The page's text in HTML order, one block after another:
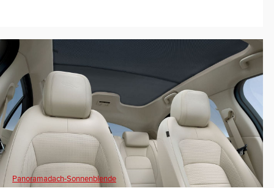
Panoramadach-Sonnenblende